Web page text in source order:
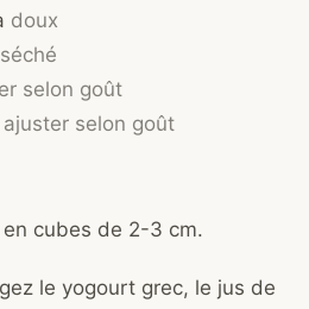
doux
séché
selon goût
ajuster selon goût
cubes de 2-3 cm.
le yogourt grec, le jus de